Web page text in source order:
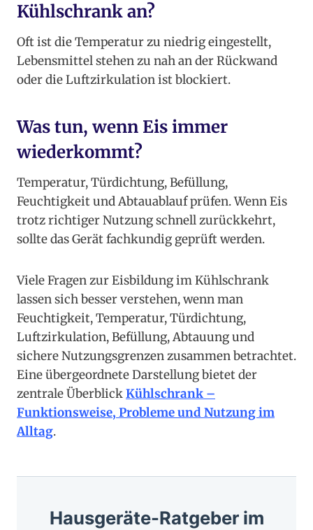
Kühlschrank an?
Oft ist die Temperatur zu niedrig eingestellt,
Lebensmittel stehen zu nah an der Rückwand
oder die Luftzirkulation ist blockiert.
Was tun, wenn Eis immer
wiederkommt?
Temperatur, Türdichtung, Befüllung,
Feuchtigkeit und Abtauablauf prüfen. Wenn Eis
trotz richtiger Nutzung schnell zurückkehrt,
sollte das Gerät fachkundig geprüft werden.
Viele Fragen zur Eisbildung im Kühlschrank
lassen sich besser verstehen, wenn man
Feuchtigkeit, Temperatur, Türdichtung,
Luftzirkulation, Befüllung, Abtauung und
sichere Nutzungsgrenzen zusammen betrachtet.
Eine übergeordnete Darstellung bietet der
zentrale ÜberblickKühlschrank –
Funktionsweise, Probleme und Nutzung im
Alltag.
Hausgeräte-Ratgeber im